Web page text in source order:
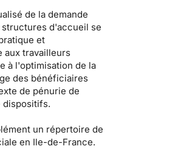
de la demande
d'accueil se
et
aux travailleurs
à l'optimisation de la
des bénéficiaires
de pénurie de
dispositifs.
un répertoire de
en Ile-de-France.